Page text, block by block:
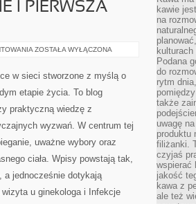
I PIERWSZA
MŁODA
DORASTANIE
I
WIZYTA
GINEKOLOGA
ZOSTAŁA WYŁĄCZONA
w sieci stworzone z myślą o
etapie życia. To blog
praktyczną wiedzę z
wyzwań. W centrum tej
uważne wybory oraz
ciała. Wpisy powstają tak,
a jednocześnie dotykają
u ginekologa i Infekcje
kawie
na
Podana
do
rytm
także
uwagę
produktu
filiżanki.
czyjaś
wspierać
jakość
kawa z
ale też